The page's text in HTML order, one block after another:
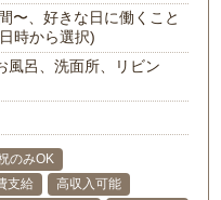
〜、好きな日に働くこと
時から選択)
風呂、洗面所、リビン
のみOK
支給
高収入可能